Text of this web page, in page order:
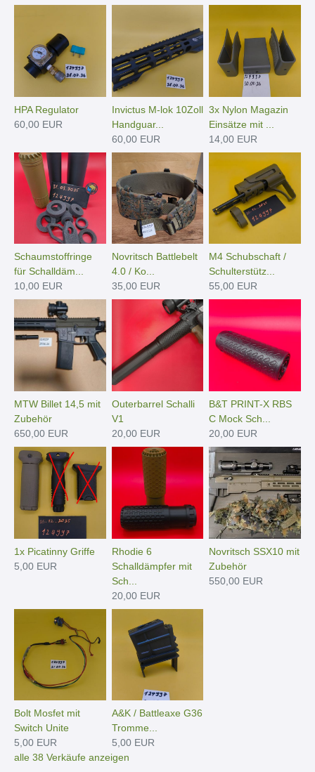
HPA Regulator
60,00 EUR
Invictus M-lok 10Zoll
Handguar...
60,00 EUR
3x Nylon Magazin
Einsätze mit ...
14,00 EUR
Schaumstoffringe
für Schalldäm...
10,00 EUR
Novritsch Battlebelt
4.0 / Ko...
35,00 EUR
M4 Schubschaft /
Schulterstütz...
55,00 EUR
MTW Billet 14,5 mit
Zubehör
650,00 EUR
Outerbarrel Schalli
V1
20,00 EUR
B&T PRINT-X RBS
C Mock Sch...
20,00 EUR
1x Picatinny Griffe
5,00 EUR
Rhodie 6
Schalldämpfer mit
Sch...
20,00 EUR
Novritsch SSX10 mit
Zubehör
550,00 EUR
Bolt Mosfet mit
Switch Unite
5,00 EUR
A&K / Battleaxe G36
Tromme...
5,00 EUR
alle 38 Verkäufe anzeigen